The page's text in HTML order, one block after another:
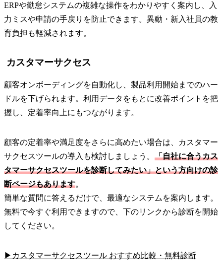
ERPや勤怠システムの複雑な操作をわかりやすく案内し、入
力ミスや申請の手戻りを防止できます。異動・新入社員の教
育負担も軽減されます。
カスタマーサクセス
顧客オンボーディングを自動化し、製品利用開始までのハー
ドルを下げられます。利用データをもとに改善ポイントを把
握し、定着率向上にもつながります。
顧客の定着率や満足度をさらに高めたい場合は、カスタマー
サクセスツールの導入も検討しましょう。 「自社に合うカス
タマーサクセスツールを診断してみたい」という方向けの診
断ページもあります。
簡単な質問に答えるだけで、最適なシステムを案内します。
無料で今すぐ利用できますので、下のリンクから診断を開始
してください。
▶カスタマーサクセスツール おすすめ比較・無料診断